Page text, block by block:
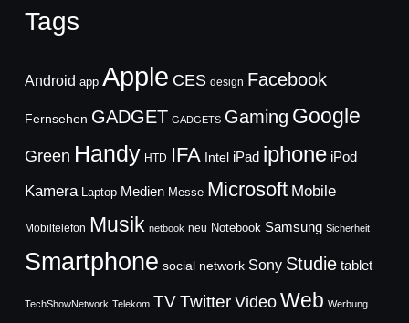
Tags
Android app Apple CES design Facebook
Fernsehen GADGET GADGETS Gaming Google
Green Handy HTD IFA Intel iPad iphone iPod
Kamera Laptop Medien Messe Microsoft Mobile
Mobiltelefon Musik netbook neu Notebook Samsung Sicherheit
Smartphone social network Sony Studie tablet
TechShowNetwork Telekom TVTwitter Video Web Werbung